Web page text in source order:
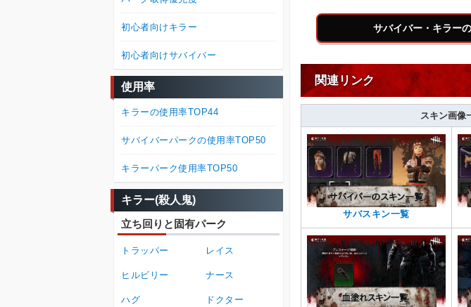
サバイバー・キラー
関連リンク
スキン画像
サバスキン一覧
初心者向けキラー
初心者向けサバイバー
使用率
キラーの使用率TOP44
サバイバーパークの使用率TOP50
キラーパーク使用率TOP50
キラー(殺人鬼)
立ち回りと固有パーク
トラッパー レイス
ヒルビリー ナース
ハグ ドクター